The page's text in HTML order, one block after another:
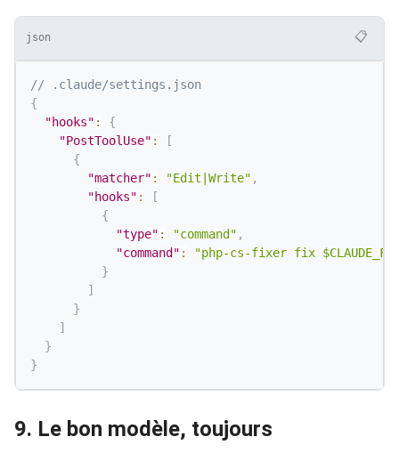
json 📋
// .claude/settings.json
{
"hooks" :
{
"PostToolUse" :
[
{
"matcher" : "Edit|Write" ,
"hooks" :
[
{
"type" : "command" ,
"command" :
"php-cs-fixer fix
}
]
}
]
}
}
9. Le bon modèle, toujours